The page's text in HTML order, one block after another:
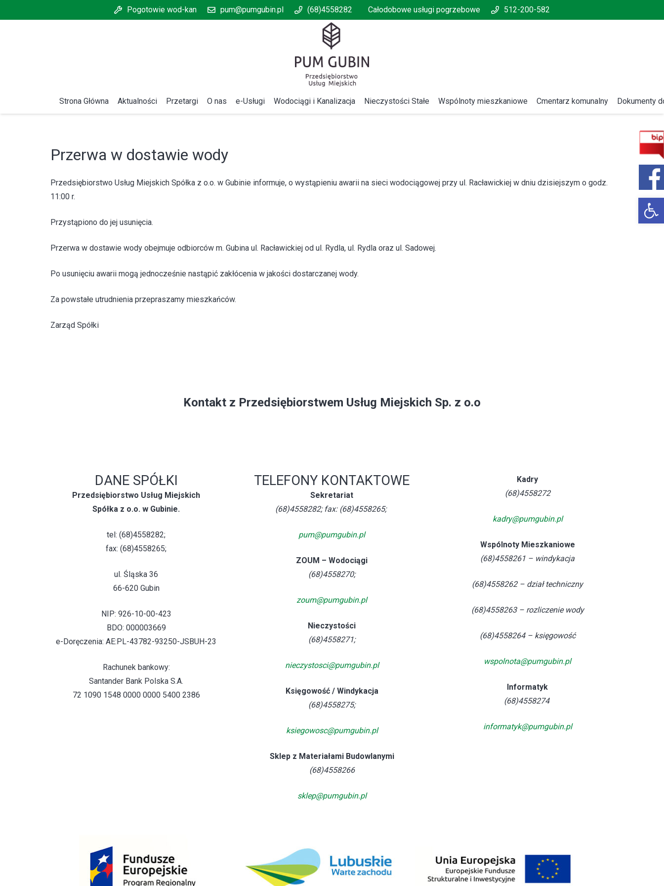
Pogotowie wod-kan pum@pumgubin.pl (68)4558282 Całodobowe usługi pogrzebowe 512-200-582
Strona Główna Aktualności Przetargi O nas e-Usługi Wodociągi i Kanalizacja Nieczystości Stałe Wspólnoty mieszkaniowe Cmentarz komunalny Dokumenty
Przerwa w dostawie wody
Przedsiębiorstwo Usług Miejskich Spółka z o.o. w Gubinie informuje, o wystąpieniu awarii na sieci wodociągowej przy ul. Racławickiej w dniu dzisiejszym o godz.
11:00 r.
Przystąpiono do jej usunięcia.
Przerwa w dostawie wody obejmuje odbiorców m. Gubina ul. Racławickiej od ul. Rydla, ul. Rydla oraz ul. Sadowej.
Po usunięciu awarii mogą jednocześnie nastąpić zakłócenia w jakości dostarczanej wody.
Za powstałe utrudnienia przepraszamy mieszkańców.
Zarząd Spółki
Kontakt z Przedsiębiorstwem Usług Miejskich Sp. z o.o
DANE SPÓŁKI
Przedsiębiorstwo Usług Miejskich
Spółka z o.o. w Gubinie.
tel: (68)4558282;
fax: (68)4558265;
ul. Śląska 36
66-620 Gubin
NIP: 926-10-00-423
BDO: 000003669
e-Doręczenia: AE:PL-43782-93250-JSBUH-23
Rachunek bankowy:
Santander Bank Polska S.A.
72 1090 1548 0000 0000 5400 2386
TELEFONY KONTAKTOWE
Sekretariat
(68)4558282; fax: (68)4558265;
pum@pumgubin.pl
ZOUM – Wodociągi
(68)4558270;
zoum@pumgubin.pl
Nieczystości
(68)4558271;
nieczystosci@pumgubin.pl
Księgowość / Windykacja
(68)4558275;
ksiegowosc@pumgubin.pl
Sklep z Materiałami Budowlanymi
(68)4558266
sklep@pumgubin.pl
Kadry
(68)4558272
kadry@pumgubin.pl
Wspólnoty Mieszkaniowe
(68)4558261 – windykacja
(68)4558262 – dział techniczny
(68)4558263 – rozliczenie wody
(68)4558264 – księgowość
wspolnota@pumgubin.pl
Informatyk
(68)4558274
informatyk@pumgubin.pl